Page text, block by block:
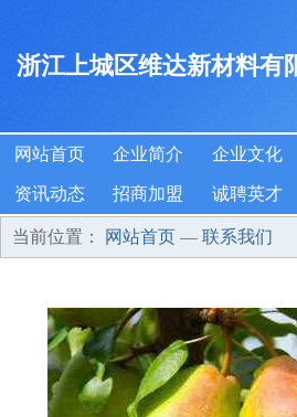
浙江上城区维达新材料有
网站首页 企业简介 企业文化
资讯动态 招商加盟 诚聘英才
当前位置： 网站首页 — 联系我们